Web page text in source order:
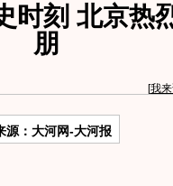
时刻 北京热
朋
[我
源：大河网-大河报